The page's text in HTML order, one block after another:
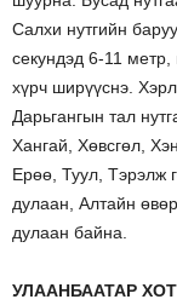
Салхи нутгийн
секундэд 6-11 метр,
хүрч ширүүснэ.
Дарьгангын тал
Хангай, Хөвсгөл,
Ерөө, Туул, Тэрэлж
дулаан, Алтайн
дулаан байна.
УЛААНБААТАР ХОТ: